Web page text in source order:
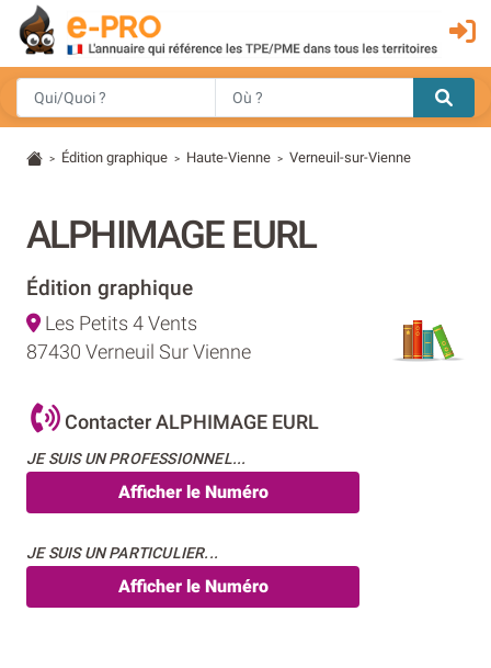
> Édition graphique > Haute-Vienne > Verneuil-sur-Vienne
ALPHIMAGE EURL
Édition graphique
Les Petits 4 Vents
87430 Verneuil Sur Vienne
Contacter ALPHIMAGE EURL
JE SUIS UN PROFESSIONNEL...
Afficher le Numéro
JE SUIS UN PARTICULIER...
Afficher le Numéro